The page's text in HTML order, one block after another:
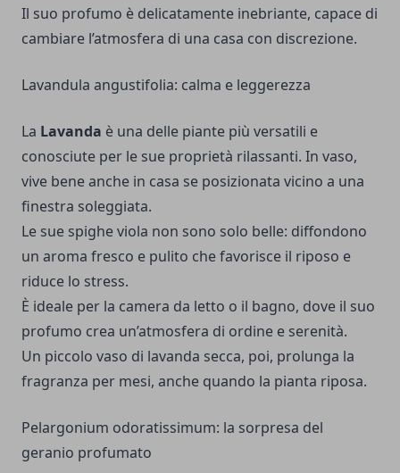
Il suo profumo è delicatamente inebriante, capace di
cambiare l’atmosfera di una casa con discrezione.
Lavandula angustifolia: calma e leggerezza
La Lavanda è una delle piante più versatili e
conosciute per le sue proprietà rilassanti. In vaso,
vive bene anche in casa se posizionata vicino a una
finestra soleggiata.
Le sue spighe viola non sono solo belle: diffondono
un aroma fresco e pulito che favorisce il riposo e
riduce lo stress.
È ideale per la camera da letto o il bagno, dove il suo
profumo crea un’atmosfera di ordine e serenità.
Un piccolo vaso di lavanda secca, poi, prolunga la
fragranza per mesi, anche quando la pianta riposa.
Pelargonium odoratissimum: la sorpresa del
geranio profumato